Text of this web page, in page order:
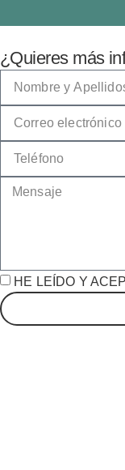
¿Quieres más
HE LEÍDO Y